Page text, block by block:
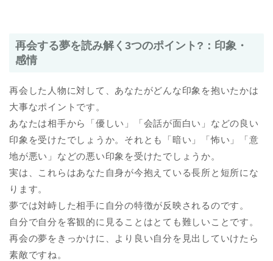
再会する夢を読み解く3つのポイント?：印象・
感情
再会した人物に対して、あなたがどんな印象を抱いたかは
大事なポイントです。
あなたは相手から「優しい」「会話が面白い」などの良い
印象を受けたでしょうか。それとも「暗い」「怖い」「意
地が悪い」などの悪い印象を受けたでしょうか。
実は、これらはあなた自身が今抱えている長所と短所にな
ります。
夢では対峙した相手に自分の特徴が反映されるのです。
自分で自分を客観的に見ることはとても難しいことです。
再会の夢をきっかけに、より良い自分を見出していけたら
素敵ですね。